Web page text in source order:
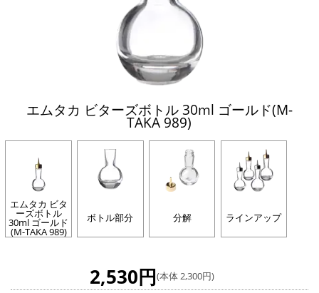
エムタカ ビターズボトル 30ml ゴールド(M-
TAKA 989)
エムタカ ビタ
ーズボトル
30ml ゴールド
(M-TAKA 989)
ボトル部分 分解 ラインアップ
2,530円(本体 2,300円)